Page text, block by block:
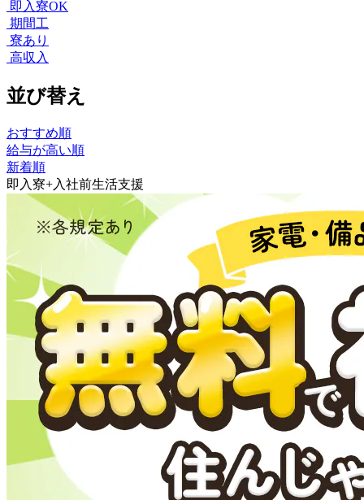
即入寮OK
期間工
寮あり
高収入
並び替え
おすすめ順
給与が高い順
新着順
即入寮+入社前生活支援